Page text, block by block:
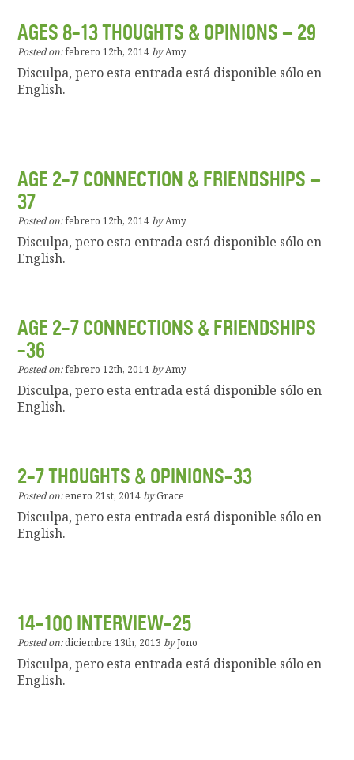
AGES 8-13 THOUGHTS & OPINIONS – 29
Posted on:febrero 12th, 2014 byAmy
Disculpa, pero esta entrada está disponible sólo en
English.
AGE 2-7 CONNECTION & FRIENDSHIPS –
37
Posted on:febrero 12th, 2014 byAmy
Disculpa, pero esta entrada está disponible sólo en
English.
AGE 2-7 CONNECTIONS & FRIENDSHIPS
-36
Posted on:febrero 12th, 2014 byAmy
Disculpa, pero esta entrada está disponible sólo en
English.
2-7 THOUGHTS & OPINIONS-33
Posted on:enero 21st, 2014 byGrace
Disculpa, pero esta entrada está disponible sólo en
English.
14-100 INTERVIEW-25
Posted on:diciembre 13th, 2013 byJono
Disculpa, pero esta entrada está disponible sólo en
English.